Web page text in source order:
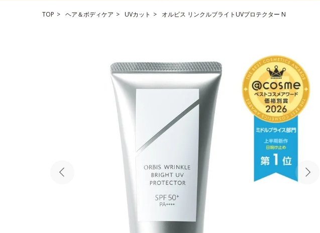
TOP ヘア＆ボディケア UVカット オルビス リンクルブライトUVプロテクター N